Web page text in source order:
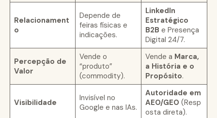
Relacionament
o
Depende de
feiras físicas e
indicações.
LinkedIn
Estratégico
B2B e Presença
Digital 24/7.
Percepção de
Valor
Vende o
“produto”
(commodity).
Vende a Marca,
a História e o
Propósito.
Visibilidade
Invisível no
Google e nas IAs.
Autoridade em
AEO/GEO (Resp
osta direta).